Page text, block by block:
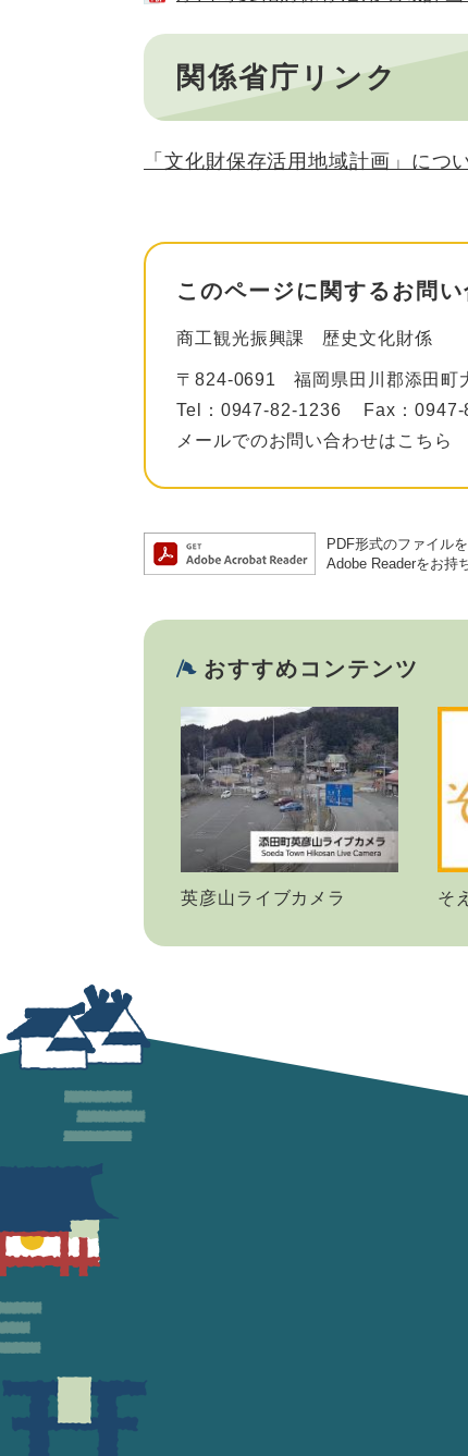
関係省庁リンク
「文化財保存活用地域計画」につ
このページに関するお問
商工観光振興課 歴史文化財係
〒824-0691
福岡県田川郡添田町
Tel：0947-82-1236
Fax：
メールでのお問い合わせはこちら
PDF形式のファイル
Adobe Readerをお持
おすすめコンテンツ
英彦山ライブカメラ そ